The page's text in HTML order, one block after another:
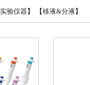
实验仪器 】 【移液&分液 】